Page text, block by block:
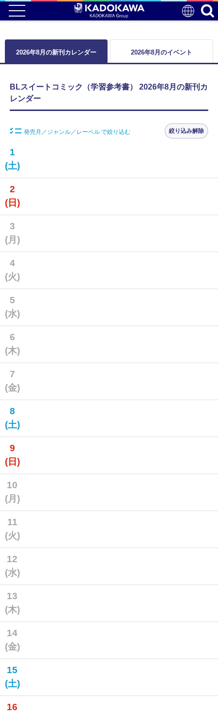
2026年8月の新刊カレンダー 2026年8月のイベント
BLスイートコミック（学習参考書） 2026年8月の新刊カ
レンダー
発売月／ジャンル／レーベル で絞り込む 絞り込み解除
1
(土)
2
(日)
3
(月)
4
(火)
5
(水)
6
(木)
7
(金)
8
(土)
9
(日)
10
(月)
11
(火)
12
(水)
13
(木)
14
(金)
15
(土)
16